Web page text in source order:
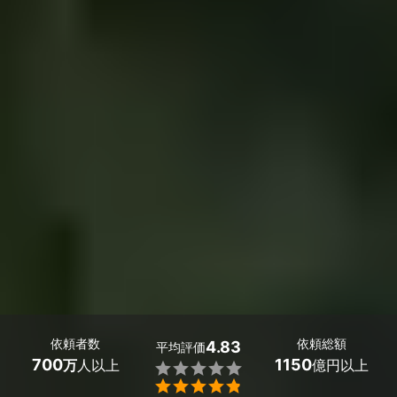
依頼者数
700万人以上
平均評価4.83


依頼総額
1150億円以上